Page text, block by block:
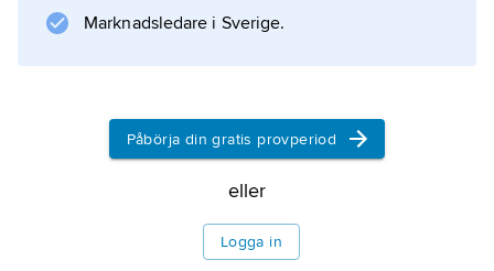
Marknadsledare i Sverige.
Påbörja din gratis provperiod
eller
Logga in